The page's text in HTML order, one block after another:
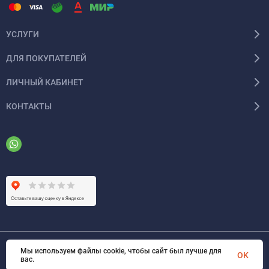
УСЛУГИ
ДЛЯ ПОКУПАТЕЛЕЙ
ЛИЧНЫЙ КАБИНЕТ
КОНТАКТЫ
© 2026 ООО «ФАЗИНЖИНИРИНГ». Все права защищены
Мы используем файлы cookie, чтобы сайт был лучше для
вас.
OK